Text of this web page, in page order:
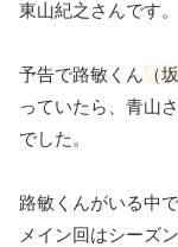
東山紀之さんです。
予告で路敏くん（
っていたら、青山
でした。
路敏くんがいる中
メイン回はシーズ